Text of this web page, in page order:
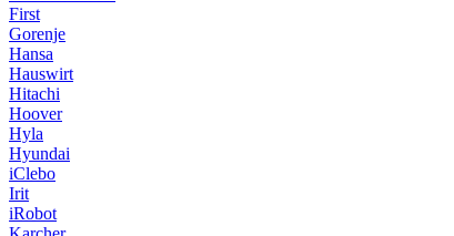
First
Gorenje
Hansa
Hauswirt
Hitachi
Hoover
Hyla
Hyundai
iClebo
Irit
iRobot